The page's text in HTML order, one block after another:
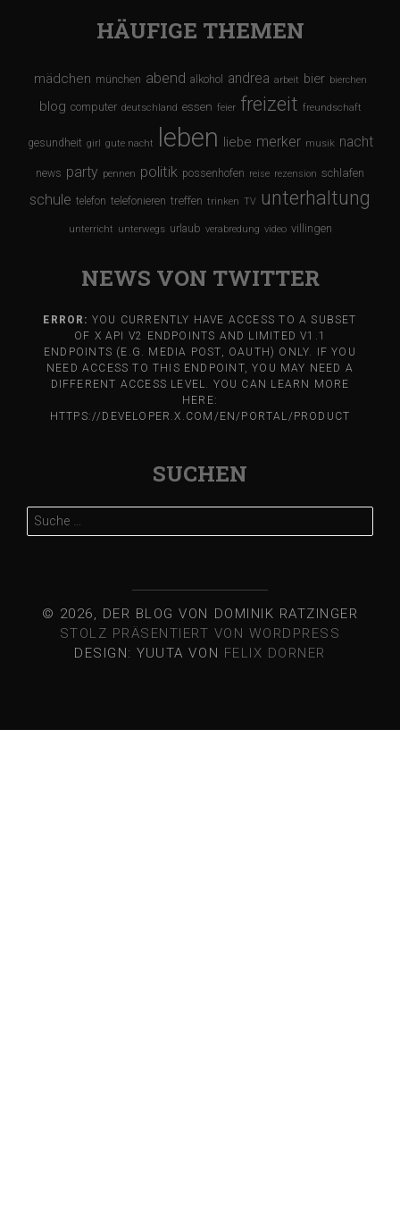
HÄUFIGE THEMEN
mädchen münchen abend alkohol andrea arbeit bier bierchen
blog computer deutschland essen feier freizeit freundschaft
gesundheit girl gute nacht leben liebe merker musik nacht
news party pennen politik possenhofen reise rezension schlafen
schule telefon telefonieren treffen trinken TV unterhaltung
unterricht unterwegs urlaub verabredung video villingen
NEWS VON TWITTER
ERROR: YOU CURRENTLY HAVE ACCESS TO A SUBSET
OF X API V2 ENDPOINTS AND LIMITED V1.1
ENDPOINTS (E.G. MEDIA POST, OAUTH) ONLY. IF YOU
NEED ACCESS TO THIS ENDPOINT, YOU MAY NEED A
DIFFERENT ACCESS LEVEL. YOU CAN LEARN MORE
HERE:
HTTPS://DEVELOPER.X.COM/EN/PORTAL/PRODUCT
SUCHEN
nach:
© 2026, DER BLOG VON DOMINIK RATZINGER
STOLZ PRÄSENTIERT VON WORDPRESS
DESIGN: YUUTA VON FELIX DORNER